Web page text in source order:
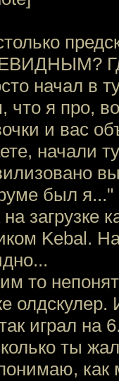
начал в
что я про,
и вас
начали
был я..."
на загрузке
Kebal.
то
олдскулер.
играл на
ты
как